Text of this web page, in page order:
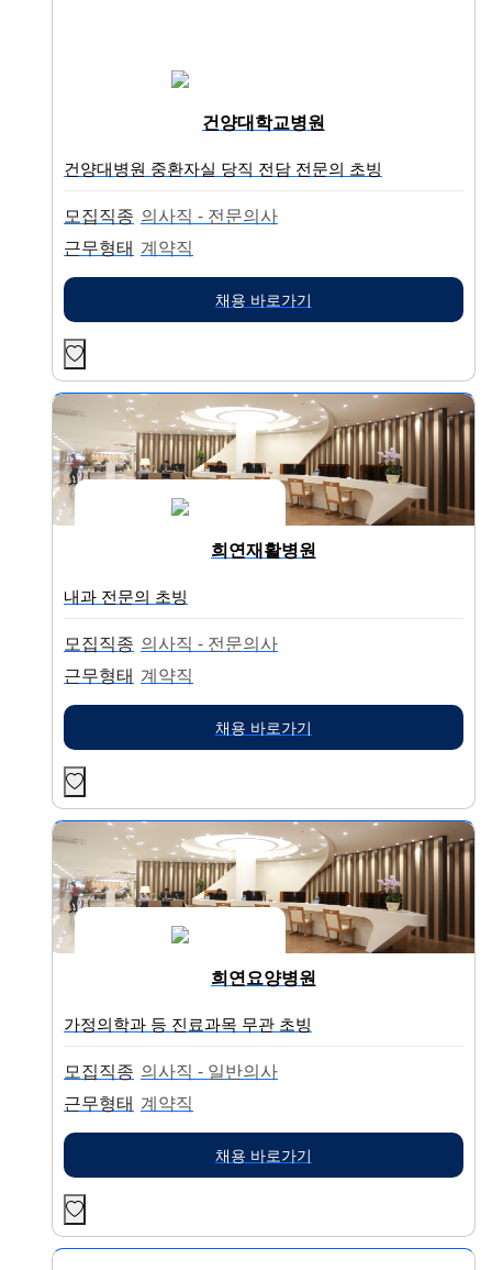
건양대학교병원
건양대병원 중환자실 당직 전담 전문의 초빙
모집직종 의사직 - 전문의사
근무형태 계약직
채용 바로가기
희연재활병원
내과 전문의 초빙
모집직종 의사직 - 전문의사
근무형태 계약직
채용 바로가기
희연요양병원
가정의학과 등 진료과목 무관 초빙
모집직종 의사직 - 일반의사
근무형태 계약직
채용 바로가기